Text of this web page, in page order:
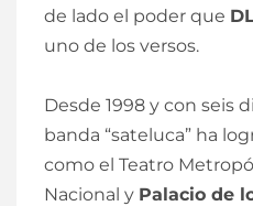
de lado el poder que
uno de los versos.
Desde 1998 y con seis
banda “sateluca” ha
como el Teatro
Nacional y Palacio de